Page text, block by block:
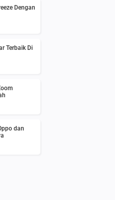
Dengan
Terbaik Di
dan